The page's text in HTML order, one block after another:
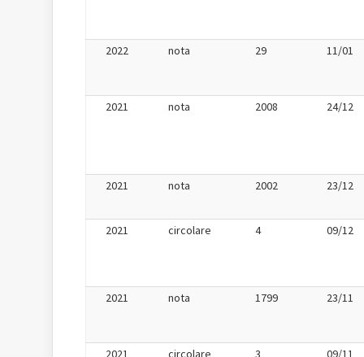
2022 nota 29 11/01
2021 nota 2008 24/12
2021 nota 2002 23/12
2021 circolare 4 09/12
2021 nota 1799 23/11
2021 circolare 3 09/11